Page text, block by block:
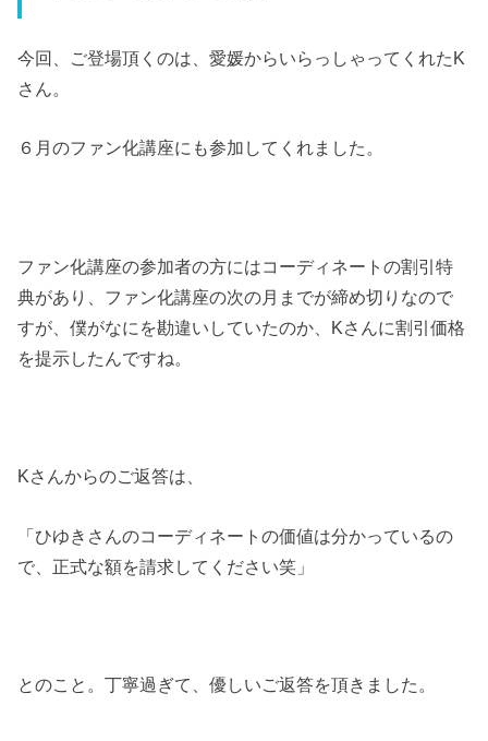
今回、ご登場頂くのは、愛媛からいらっしゃってくれたK
さん。
６月のファン化講座にも参加してくれました。
ファン化講座の参加者の方にはコーディネートの割引特
典があり、ファン化講座の次の月までが締め切りなので
すが、僕がなにを勘違いしていたのか、Kさんに割引価格
を提示したんですね。
Kさんからのご返答は、
「ひゆきさんのコーディネートの価値は分かっているの
で、正式な額を請求してください笑」
とのこと。丁寧過ぎて、優しいご返答を頂きました。